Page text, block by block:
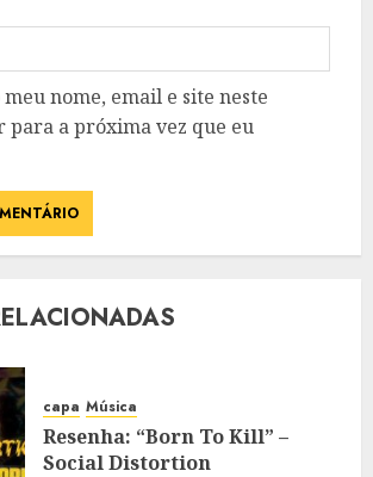
nome, email e site neste
para a próxima vez que eu
capa Música
Resenha: “Born To Kill” –
Social Distortion